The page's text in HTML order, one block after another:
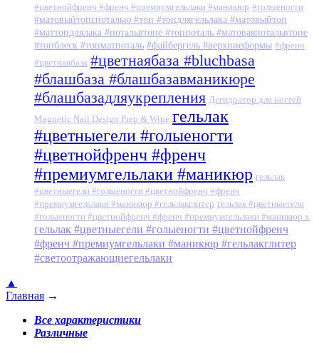
#цветнойфренч #френч #премиумгельлаки #маникюр #голыеногти
#матовыйтопспоталью #топ #топдлягельлака #матовыйтоп
#маттопдлялака #потальвтопе #топпоталь #матоваяпотальвтопе
#топблеск #топматпоталь #файбергель #верхниеформы #френч
#цветнаябаза #цветнаябаза #bluchbasa
#блашбаза #блашбазавманикюре
#блашбазадляукрепления Дегидратор для ногтей
Magnetic Nail Design Prep & Wipe гельлак
#цветныегели #голыеногти
#цветнойфренч #френч
#премиумгельлаки #маникюр гельлак
#цветныегели #голыеногти #цветнойфренч #френч
#премиумгельлаки #маникюр #гельлакглитер гельлак #цветныегели
#голыеногти #цветнойфренч #френч #премиумгельлаки #маникюр x
гельлак #цветныегели #голыеногти #цветнойфренч
#френч #премиумгельлаки #маникюр #гельлакглитер
#светоотражающиегельлаки
▲
Главная →
Все характеристики
Различные